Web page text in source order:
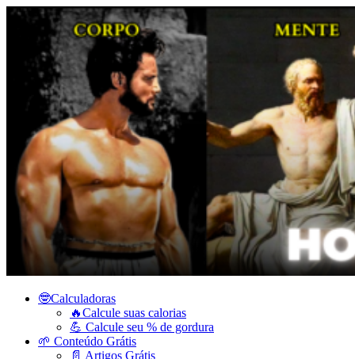
🤓Calculadoras
🔥Calcule suas calorias
💪 Calcule seu % de gordura
🌱 Conteúdo Grátis
📄 Artigos Grátis